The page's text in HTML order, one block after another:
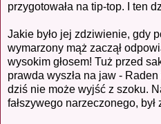
przygotowała na tip-top. I ten
Jakie było jej zdziwienie, gdy
wymarzony mąż zaczął
wysokim głosem! Tuż przed
prawda wyszła na jaw -
dziś nie może wyjść z szoku.
fałszywego narzeczonego, był